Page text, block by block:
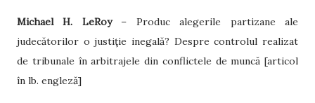
Michael H. LeRoy – Produc alegerile partizane ale
judecătorilor o justiţie inegală? Despre controlul realizat
de tribunale în arbitrajele din conflictele de muncă [articol
în lb. engleză]